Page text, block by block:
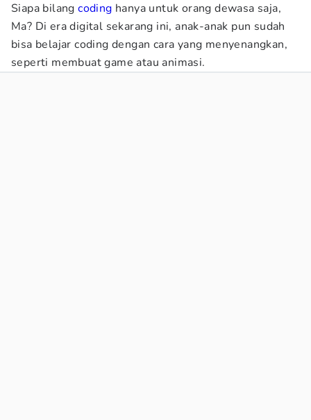
Siapa bilangcoding hanya untuk orang dewasa saja,
Ma? Di era digital sekarang ini, anak-anak pun sudah
bisa belajar coding dengan cara yang menyenangkan,
seperti membuat game atau animasi.